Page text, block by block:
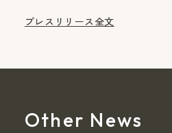
プレスリリース全文
Other News